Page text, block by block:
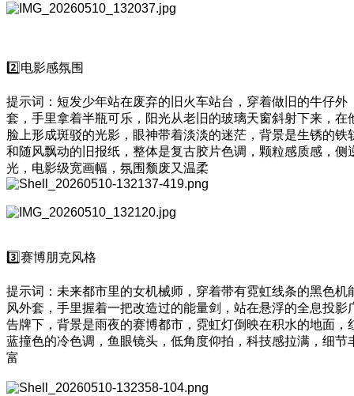
2️⃣电影感氛围
提示词：短发少年站在废弃的旧火车站台，穿着做旧的牛仔外
套，手里拿着半瓶可乐，阳光从老旧的玻璃天窗斜射下来，在
脸上形成斑驳的光影，眼神带着淡淡的迷茫，背景是生锈的铁
和随风飘动的旧报纸，整体是复古胶片色调，颗粒感质感，侧
光，电影级宽画幅，氛围颓废又温柔
3️⃣赛博朋克风格
提示词：未来都市里的女机械师，穿着带有霓虹线条的黑色机
风外套，手里握着一把改造过的能量剑，站在悬浮的全息投影
告牌下，背景是雨夜的赛博都市，霓虹灯倒映在积水的地面，
蓝撞色的冷色调，鱼眼镜头，低角度仰拍，科技感拉满，细节
富